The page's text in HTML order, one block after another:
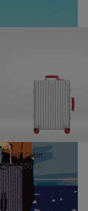
Classic Cabin
R$ 14.250,00